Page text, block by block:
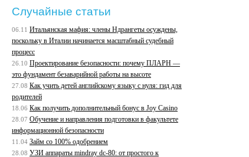
Случайные статьи
06.11 Итальянская мафия: члены Ндрангеты осуждены,
поскольку в Италии начинается масштабный судебный
процесс
26.10 Проектирование безопасности: почему ПЛАРН —
это фундамент безаварийной работы на высоте
27.08 Как учить детей английскому языку с нуля: гид для
родителей
18.06 Как получить дополнительный бонус в Joy Casino
28.07 Обучение и направления подготовки в факультете
информационной безопасности
11.04 Займ со 100% одобрением
28.08 УЗИ аппараты mindray dc-80: от простого к